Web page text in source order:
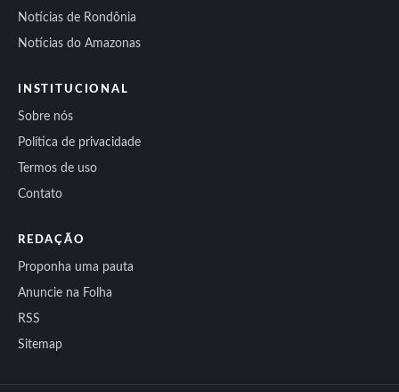
Notícias de Rondônia
Notícias do Amazonas
INSTITUCIONAL
Sobre nós
Política de privacidade
Termos de uso
Contato
REDAÇÃO
Proponha uma pauta
Anuncie na Folha
RSS
Sitemap